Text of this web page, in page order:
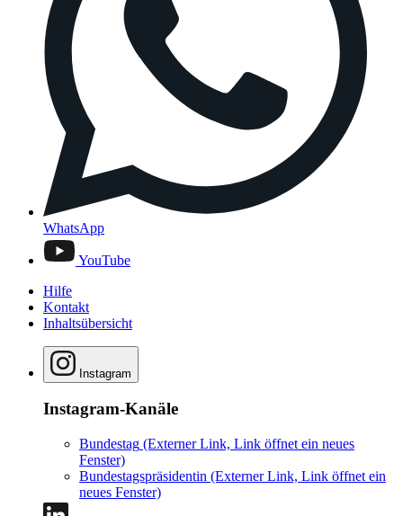
WhatsApp
YouTube
Hilfe
Kontakt
Inhaltsübersicht
Instagram
Instagram-Kanäle
Bundestag (Externer Link, Link öffnet ein neues
Fenster)
Bundestagspräsidentin (Externer Link, Link öffnet ein
neues Fenster)